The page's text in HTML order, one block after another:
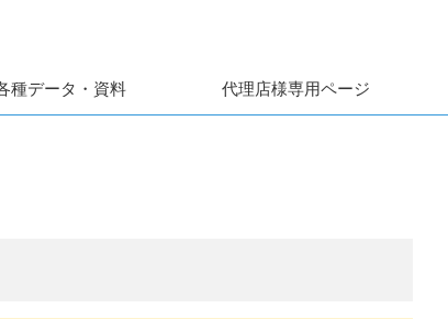
種データ・資料 代理店様専用ページ